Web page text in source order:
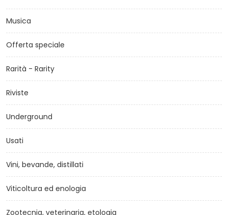
Musica
Offerta speciale
Rarità - Rarity
Riviste
Underground
Usati
Vini, bevande, distillati
Viticoltura ed enologia
Zootecnia, veterinaria, etologia